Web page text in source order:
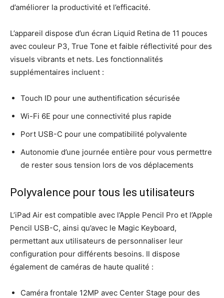
d’améliorer la productivité et l’efficacité.
L’appareil dispose d’un écran Liquid Retina de 11 pouces
avec couleur P3, True Tone et faible réflectivité pour des
visuels vibrants et nets. Les fonctionnalités
supplémentaires incluent :
Touch ID pour une authentification sécurisée
Wi-Fi 6E pour une connectivité plus rapide
Port USB-C pour une compatibilité polyvalente
Autonomie d’une journée entière pour vous permettre
de rester sous tension lors de vos déplacements
Polyvalence pour tous les utilisateurs
L’iPad Air est compatible avec l’Apple Pencil Pro et l’Apple
Pencil USB-C, ainsi qu’avec le Magic Keyboard,
permettant aux utilisateurs de personnaliser leur
configuration pour différents besoins. Il dispose
également de caméras de haute qualité :
Caméra frontale 12MP avec Center Stage pour des